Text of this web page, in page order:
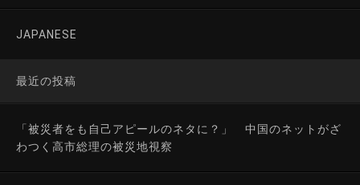
JAPANESE
最近の投稿
「被災者をも自己アピールのネタに？」 中国のネットがざ
わつく高市総理の被災地視察